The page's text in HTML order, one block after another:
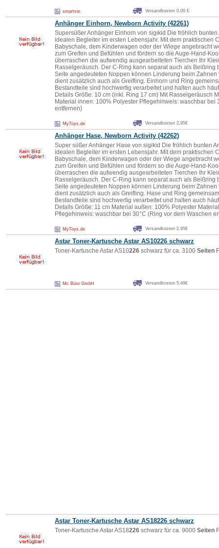
smartvie Versandkosten 0,00 €
Anhänger Einhorn, Newborn Activity (42261)
Supersüßer Anhänger Einhorn von sigikid Die fröhlich
idealen Begleiter im ersten Lebensjahr. Mit dem praktischen
Babyschale, dem Kinderwagen oder der Wiege angebracht
zum Greifen und Befühlen und fördern so die Auge-Hand-
überraschen die aufwendig ausgearbeiteten Tierchen Ihr
Rasselgeräusch. Der C-Ring kann separat auch als Beißring
Seite angedeuteten Noppen können Linderung beim
dient zusätzlich auch als Greifling. Einhorn und Ring
Bestandteile sind hochwertig verarbeitet und halten auch
Details Größe: 10 cm (inkl. Ring 17 cm) Mit Rasselgeräusch
Material innen: 100% Polyester Pflegehinweis: waschbar bei
entfernen)
MyToys.de Versandkosten 2,95€
Anhänger Hase, Newborn Activity (42262)
Super süßer Anhänger Hase von sigikid Die fröhlich bunten
idealen Begleiter im ersten Lebensjahr. Mit dem praktischen
Babyschale, dem Kinderwagen oder der Wiege angebracht
zum Greifen und Befühlen und fördern so die Auge-Hand-
überraschen die aufwendig ausgearbeiteten Tierchen Ihr
Rasselgeräusch. Der C-Ring kann separat auch als Beißring
Seite angedeuteten Noppen können Linderung beim
dient zusätzlich auch als Greifling. Hase und Ring
Bestandteile sind hochwertig verarbeitet und halten auch
Details Größe: 11 cm Material außen: 100% Polyester
Pflegehinweis: waschbar bei 30°C (Ring vor dem Waschen
MyToys.de Versandkosten 2,95€
Astar Toner-Kartusche Astar AS10226 schwarz
Toner-Kartusche Astar AS10226 schwarz für ca. 3100 Seiten
Mc Büro GmbH Versandkosten 5,49€
Astar Toner-Kartusche Astar AS18226 schwarz
Toner-Kartusche Astar AS18226 schwarz für ca. 9000 Seiten